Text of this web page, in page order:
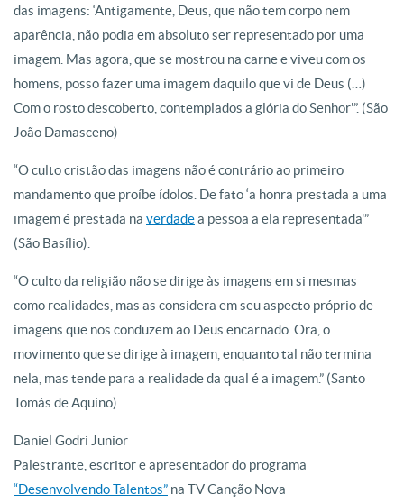
das imagens: ‘Antigamente, Deus, que não tem corpo nem
aparência, não podia em absoluto ser representado por uma
imagem. Mas agora, que se mostrou na carne e viveu com os
homens, posso fazer uma imagem daquilo que vi de Deus (…)
Com o rosto descoberto, contemplados a glória do Senhor'”. (São
João Damasceno)
“O culto cristão das imagens não é contrário ao primeiro
mandamento que proíbe ídolos. De fato ‘a honra prestada a uma
imagem é prestada na verdadea pessoa a ela representada'”
(São Basílio).
“O culto da religião não se dirige às imagens em si mesmas
como realidades, mas as considera em seu aspecto próprio de
imagens que nos conduzem ao Deus encarnado. Ora, o
movimento que se dirige à imagem, enquanto tal não termina
nela, mas tende para a realidade da qual é a imagem.” (Santo
Tomás de Aquino)
Daniel Godri Junior
Palestrante, escritor e apresentador do programa
“Desenvolvendo Talentos” na TV Canção Nova